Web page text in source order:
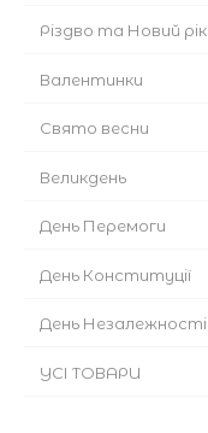
Різдво та Новий рік
Валентинки
Cвято весни
Великдень
День Перемоги
День Конституції
День Незалежності
УСІ ТОВАРИ